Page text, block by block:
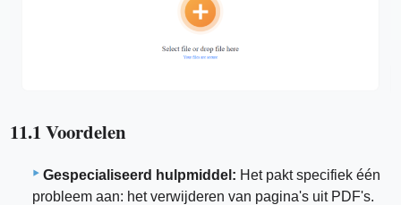
11.1 Voordelen
Gespecialiseerd hulpmiddel: Het pakt specifiek één
probleem aan: het verwijderen van pagina's uit PDF's.